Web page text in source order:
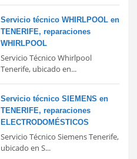
Servicio técnico WHIRLPOOL en
TENERIFE, reparaciones
WHIRLPOOL
Servicio Técnico Whirlpool
Tenerife, ubicado en...
Servicio técnico SIEMENS en
TENERIFE, reparaciones
ELECTRODOMÉSTICOS
Servicio Técnico Siemens Tenerife,
ubicado en S...